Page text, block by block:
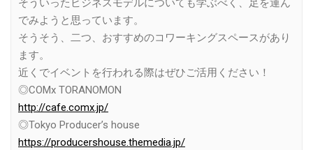
そういったビジネスモデルについても学ぶべく、足を運ん
でみようと思っています。
そうそう、二つ、おすすめのコワーキングスペースがあり
ます。
近くでイベントを行われる際はぜひご活用ください！
◎COMx TORANOMON
http://cafe.comx.jp/
◎Tokyo Producer’s house
https://producershouse.themedia.jp/